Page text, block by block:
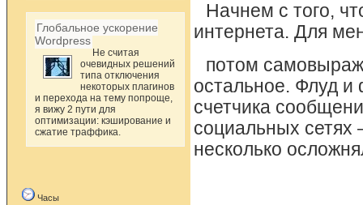
Глобальное ускорение
Wordpress
Не считая
очевидных решений
типа отключения
некоторых плагинов
и перехода на тему попроще,
я вижу 2 пути для
оптимизации: кэширование и
сжатие траффика.
Часы
Начнем с того,
интернета. Для
потом
остальное. Флуд
счетчика
социальных сетях
несколько